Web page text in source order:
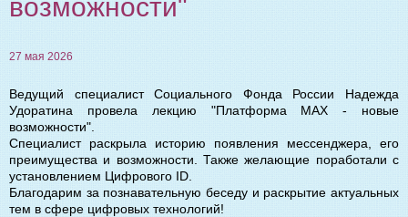
возможности"
27 мая 2026
Ведущий специалист Социального Фонда России Надежда
Удоратина провела лекцию "Платформа MAX - новые
возможности".
Специалист раскрыла историю появления мессенджера, его
преимущества и возможности. Также желающие поработали с
установлением Цифрового ID.
Благодарим за познавательную беседу и раскрытие актуальных
тем в сфере цифровых технологий!